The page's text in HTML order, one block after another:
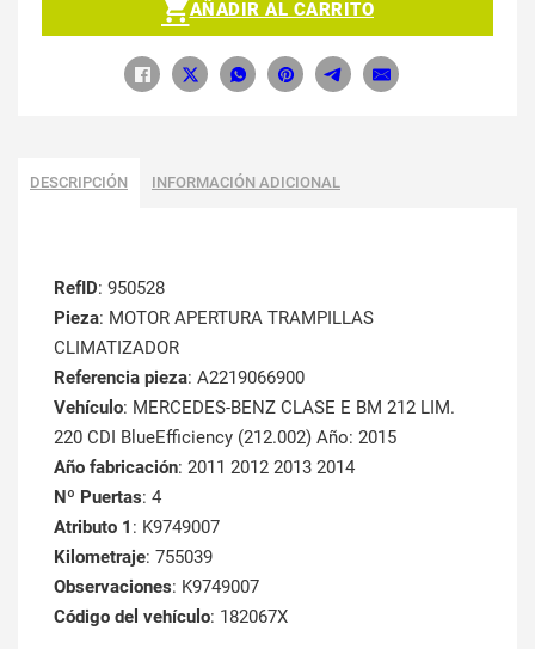
AÑADIR AL CARRITO
DESCRIPCIÓN INFORMACIÓN ADICIONAL
RefID: 950528
Pieza: MOTOR APERTURA TRAMPILLAS
CLIMATIZADOR
Referencia pieza: A2219066900
Vehículo: MERCEDES-BENZ CLASE E BM 212 LIM.
220 CDI BlueEfficiency (212.002) Año: 2015
Año fabricación: 2011 2012 2013 2014
Nº Puertas: 4
Atributo 1 : K9749007
Kilometraje: 755039
Observaciones: K9749007
Código del vehículo: 182067X